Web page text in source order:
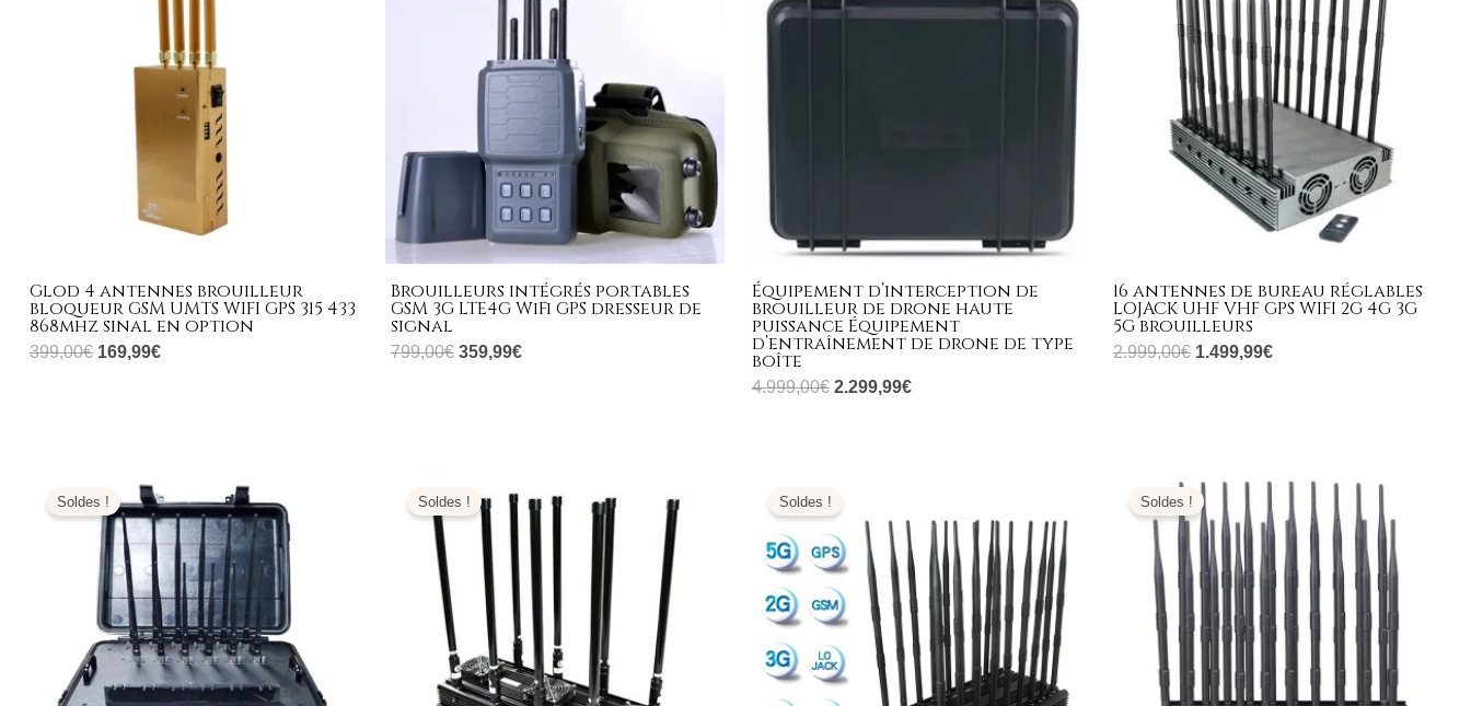
Glod 4 antennes brouilleur
bloqueur GSM UMTS WIFI GPS 315 433
868mhz sinal en option
399,00€ 169,99€
Brouilleurs intégrés portables
GSM 3G LTE4G WiFi GPS dresseur de
signal
799,00€ 359,99€
Équipement d’interception de
brouilleur de drone haute
puissance Équipement
d’entraînement de drone de type
boîte
4.999,00€ 2.299,99€
16 antennes de bureau réglables
LOJACK UHF VHF GPS WIFI 2G 4G 3G
5G brouilleurs
2.999,00€ 1.499,99€
Soldes ! initial
était :
4.999,00€.
actuel
est :
2.299,99€.
Soldes !
prix :
4.999,99€
8.999,99€
Soldes ! initial
était :
1.399,00€.
est :
669,99€.
Soldes !
prix
initial
était :
1.299,00€.
prix
actuel
est :
699,99€.